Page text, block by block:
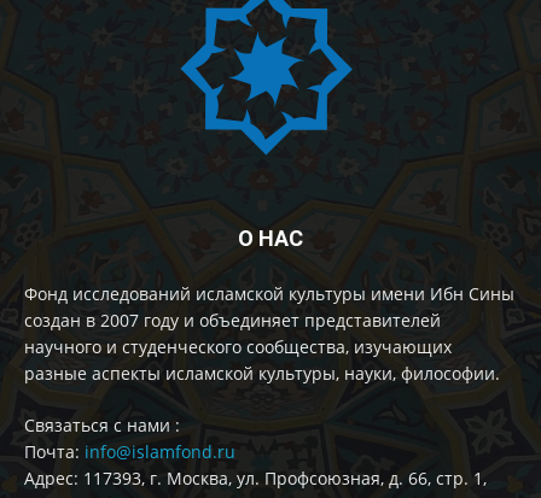
О НАС
Фонд исследований исламской культуры имени Ибн Сины
создан в 2007 году и объединяет представителей
научного и студенческого сообщества, изучающих
разные аспекты исламской культуры, науки, философии.
Cвязаться с нами :
Почта: info@islamfond.ru
Адрес: 117393, г. Москва, ул. Профсоюзная, д. 66, стр. 1,